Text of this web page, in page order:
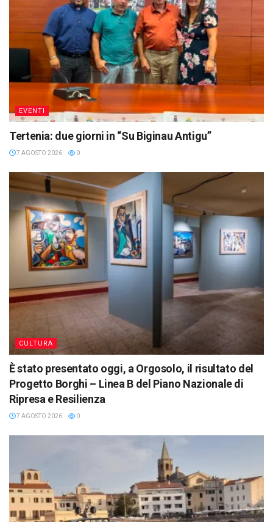
EVENTI
Tertenia: due giorni in “Su Biginau Antigu”
7 AGOSTO 2026 0
CULTURA
È stato presentato oggi, a Orgosolo, il risultato del
Progetto Borghi – Linea B del Piano Nazionale di
Ripresa e Resilienza
7 AGOSTO 2026 0